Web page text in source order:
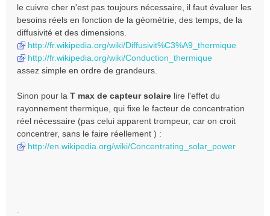
le cuivre cher n'est pas toujours nécessaire, il faut évaluer les
besoins réels en fonction de la géométrie, des temps, de la
diffusivité et des dimensions.
http://fr.wikipedia.org/wiki/Diffusivit%C3%A9_thermique
http://fr.wikipedia.org/wiki/Conduction_thermique
assez simple en ordre de grandeurs.
Sinon pour la T max de capteur solaire lire l'effet du
rayonnement thermique, qui fixe le facteur de concentration
réel nécessaire (pas celui apparent trompeur, car on croit
concentrer, sans le faire réellement ) :
http://en.wikipedia.org/wiki/Concentrating_solar_power